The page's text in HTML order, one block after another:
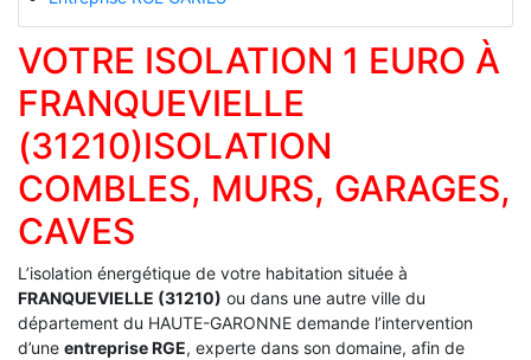
VOTRE ISOLATION 1 EURO À
FRANQUEVIELLE
(31210)ISOLATION
COMBLES, MURS, GARAGES,
CAVES
L’isolation énergétique de votre habitation située à
FRANQUEVIELLE (31210) ou dans une autre ville du
département du HAUTE-GARONNE demande l’intervention
d’une entreprise RGE, experte dans son domaine, afin de